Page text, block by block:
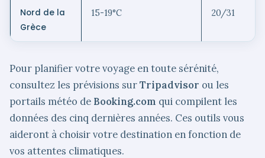
Nord de la
Grèce
15-19°C 20/31
Pour planifier votre voyage en toute sérénité,
consultez les prévisions surTripadvisor ou les
portails météo de Booking.com qui compilent les
données des cinq dernières années. Ces outils vous
aideront à choisir votre destination en fonction de
vos attentes climatiques.